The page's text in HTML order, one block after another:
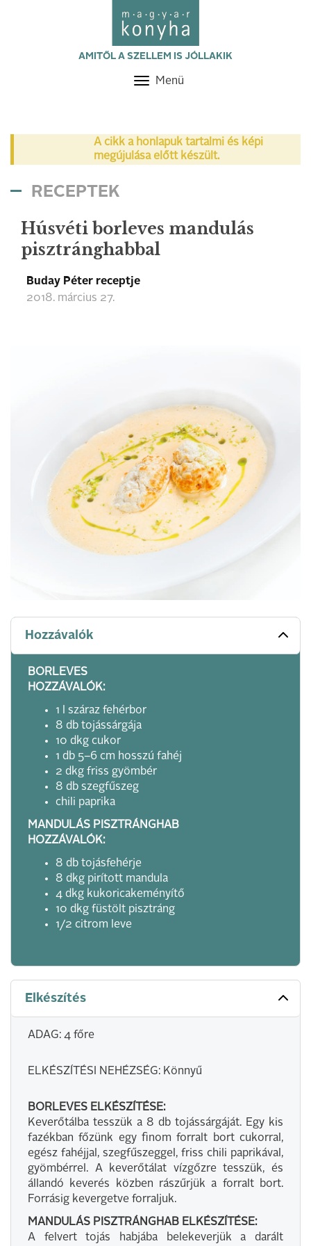
AMITŐL A SZELLEM IS JÓLLAKIK
Toggle
Menü
A cikk a honlapuk tartalmi és képi
megújulása előtt készült.
RECEPTEK
Húsvéti borleves mandulás
pisztránghabbal
Buday Péter receptje
2018. március 27.
Hozzávalók
BORLEVES
HOZZÁVALÓK:
1 l száraz fehérbor
8 db tojássárgája
10 dkg cukor
1 db 5–6 cm hosszú fahéj
2 dkg friss gyömbér
8 db szegfűszeg
chili paprika
MANDULÁS PISZTRÁNGHAB
HOZZÁVALÓK:
8 db tojásfehérje
8 dkg pirított mandula
4 dkg kukoricakeményítő
10 dkg füstölt pisztráng
1/2 citrom leve
Elkészítés
ADAG: 4 főre
ELKÉSZÍTÉSI NEHÉZSÉG: Könnyű
BORLEVES ELKÉSZÍTÉSE:
Keverőtálba tesszük a 8 db tojássárgáját. Egy kis
fazékban főzünk egy finom forralt bort cukorral,
egész fahéjjal, szegfűszeggel, friss chili paprikával,
gyömbérrel. A keverőtálat vízgőzre tesszük, és
állandó keverés közben rászűrjük a forralt bort.
Forrásig kevergetve forraljuk.
MANDULÁS PISZTRÁNGHAB ELKÉSZÍTÉSE:
A felvert tojás habjába belekeverjük a darált